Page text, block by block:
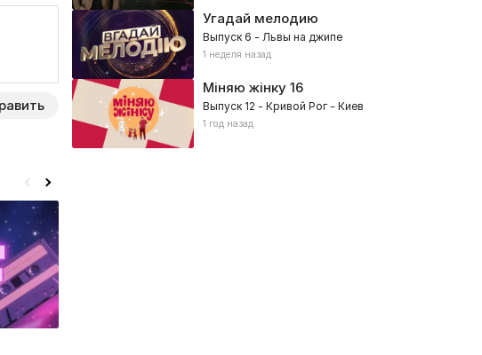
Угадай мелодию
Выпуск 6 - Львы на джипе
1 неделя назад
Міняю жінку16
Выпуск 12 - Кривой Рог – Киев
1 год назад